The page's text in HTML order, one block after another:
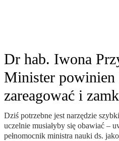
Dr hab. Iwona
Minister powinien
zareagować i
Dziś potrzebne jest narzędzie
uczelnie musiałyby się obawiać –
pełnomocnik ministra nauki ds.